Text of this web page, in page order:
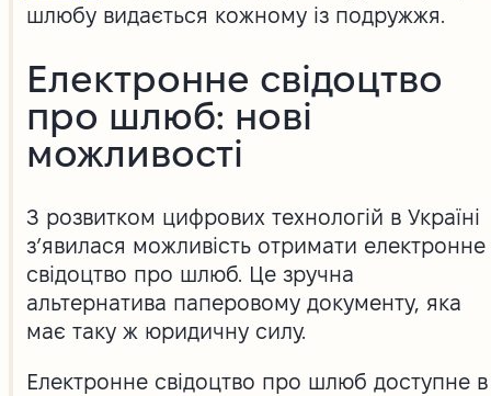
шлюбу видається кожному із подружжя.
Електронне свідоцтво
про шлюб: нові
можливості
З розвитком цифрових технологій в Україні
з’явилася можливість отримати електронне
свідоцтво про шлюб. Це зручна
альтернатива паперовому документу, яка
має таку ж юридичну силу.
Електронне свідоцтво про шлюб доступне в